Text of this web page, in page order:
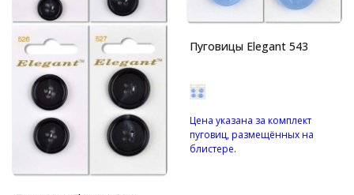
Пуговицы Elegant 543
Цена указана за комплект
пуговиц, размещённых на
блистере.